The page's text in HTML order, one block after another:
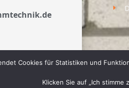
Cookies für Statistiken und
Klicken Sie auf „Ich